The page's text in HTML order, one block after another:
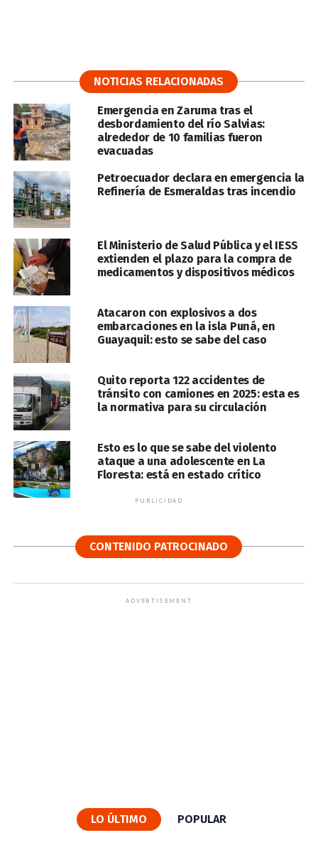
NOTICIAS RELACIONADAS
Emergencia en Zaruma tras el
desbordamiento del río Salvias:
alrededor de 10 familias fueron
evacuadas
Petroecuador declara en emergencia la
Refinería de Esmeraldas tras incendio
El Ministerio de Salud Pública y el IESS
extienden el plazo para la compra de
medicamentos y dispositivos médicos
Atacaron con explosivos a dos
embarcaciones en la isla Puná, en
Guayaquil: esto se sabe del caso
Quito reporta 122 accidentes de
tránsito con camiones en 2025: esta es
la normativa para su circulación
Esto es lo que se sabe del violento
ataque a una adolescente en La
Floresta: está en estado crítico
PUBLICIDAD
CONTENIDO PATROCINADO
ADVERTISEMENT
LO ÚLTIMO POPULAR